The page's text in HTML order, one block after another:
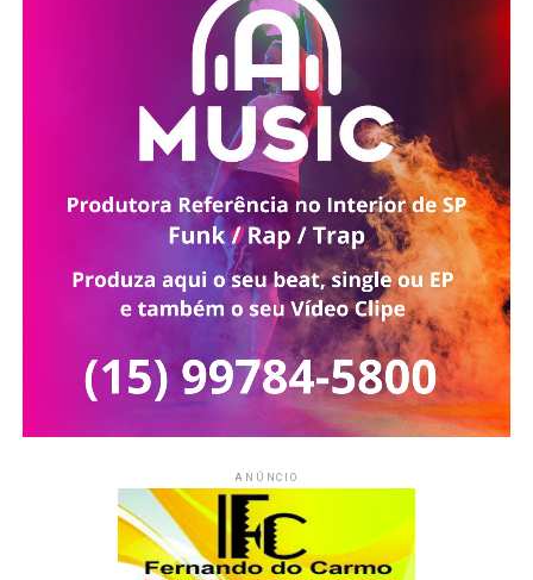
ANÚNCIO